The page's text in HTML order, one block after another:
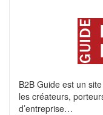
B2B Guide est un
les créateurs,
d’entreprise…